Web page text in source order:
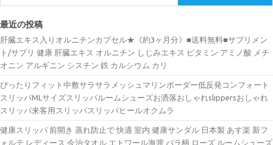
最近の投稿
肝臓エキス入りオルニチンカプセル★《約3ヶ月分》■送料無料■サプリメン
ト/サプリ 健康 肝臓エキス オルニチン しじみエキス ビタミン アミノ酸 メチ
オニン アルギニン シスチン 鉄 カルシウム カリ
ぴったりフィット中敷サラサラメッシュマリンボーダー低反発コンフォート
スリッパMLサイズスリッパルームシューズお洒落おしゃれslippersおしゃれ
スリッパ来客用スリッパスリッパヒールオクムラ
健康スリッパ 前開き 蒸れ防止で 快適 室内 健康サンダル 日本製 あす楽 新フ
ォルテ レディース 今治タオル エトワール海渡 バラ柄 ローズ ルームシューズ